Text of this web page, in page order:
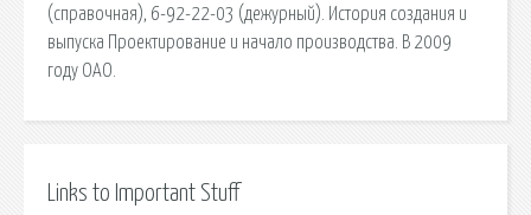
(справочная), 6-92-22-03 (дежурный). История создания и
выпуска Проектирование и начало производства. В 2009
году ОАО.
Links to Important Stuff